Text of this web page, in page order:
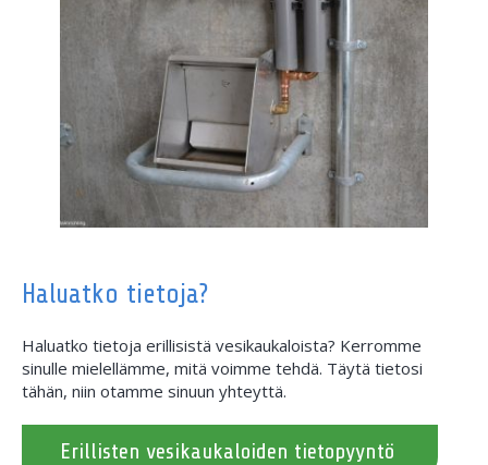
Haluatko tietoja?
Haluatko tietoja erillisistä vesikaukaloista? Kerromme
sinulle mielellämme, mitä voimme tehdä. Täytä tietosi
tähän, niin otamme sinuun yhteyttä.
Erillisten vesikaukaloiden tietopyyntö